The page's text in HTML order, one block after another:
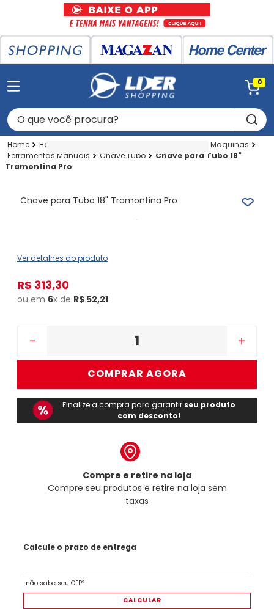
0
O que você procura?
Home Center
Ferramentas E Maquinas
Ferramentas Manuais
Chave Tubo
Chave para Tubo 18"
Tramontina Pro
Chave para Tubo 18" Tramontina Pro
Ver detalhes do produto
R$ 313,30
ou em 6x de R$ 52,21
＋
－
COMPRAR AGORA
Finalize a compra para garantir seu produto
com desconto!
Compre e retire na loja
Compre seu produtos e retire na loja sem
taxas